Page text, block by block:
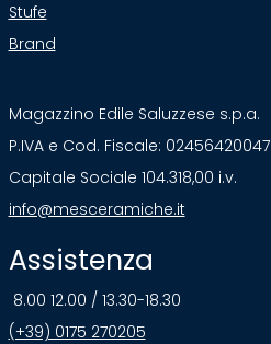
Stufe
Brand
Magazzino Edile Saluzzese s.p.a.
P.IVA e Cod. Fiscale: 02456420047
Capitale Sociale 104.318,00 i.v.
info@mesceramiche.it
Assistenza
8.00 12.00 / 13.30-18.30
(+39) 0175 270205